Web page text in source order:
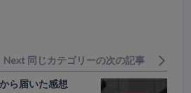
Next 同じカテゴリーの次の記事
ら届いた感想